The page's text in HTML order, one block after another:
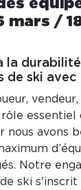
mars /
la
de ski avec
rôle
nous avons
Notre
ski